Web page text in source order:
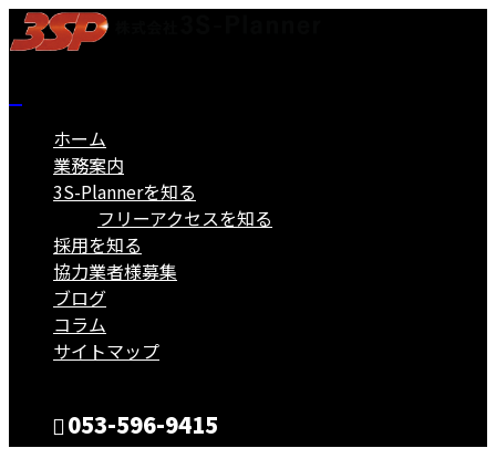
ホーム
業務案内
3S-Plannerを知る
フリーアクセスを知る
採用を知る
協力業者様募集
ブログ
コラム
サイトマップ
053-596-9415